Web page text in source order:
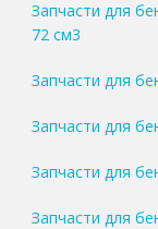
Запчасти для
72 см3
Запчасти для
Запчасти для
Запчасти для
Запчасти для